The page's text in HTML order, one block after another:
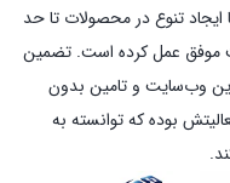
ایجاد تنوع در محصولات تا حد
موفق عمل کرده است. تضمین
این وب‌سایت و تامین بدون
بوده که توانسته به